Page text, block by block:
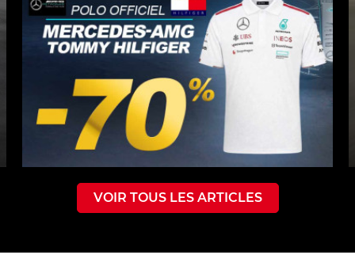
VOIR TOUS LES ARTICLES